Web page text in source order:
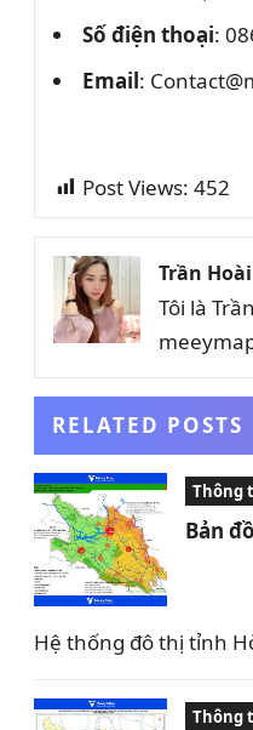
Số điện thoại:
Email:
Post Views: 452
Trần
Tôi là
RELATED POSTS
Thông
Bản
Hệ thống đô thị tỉnh
Thông